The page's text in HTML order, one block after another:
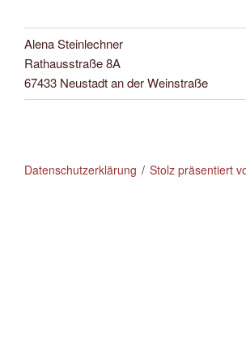
Alena Steinlechner
Rathausstraße 8A
67433 Neustadt an der Weinstraße
Datenschutzerklärung Stolz präsentiert